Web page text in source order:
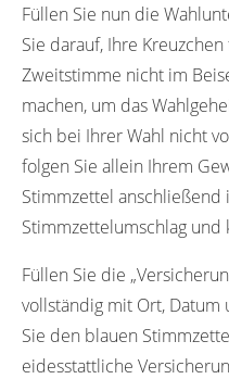
Füllen Sie nun die
Sie darauf, Ihre
Zweitstimme nicht im
machen, um das
sich bei Ihrer Wahl nicht
folgen Sie allein Ihrem
Stimmzettel anschließend
Stimmzettelumschlag und
Füllen Sie die
vollständig mit Ort, Datum
Sie den blauen
eidesstattliche